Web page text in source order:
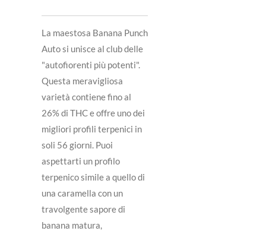
La maestosa Banana Punch
Auto si unisce al club delle
"autofiorenti più potenti".
Questa meravigliosa
varietà contiene fino al
26% di THC e offre uno dei
migliori profili terpenici in
soli 56 giorni. Puoi
aspettarti un profilo
terpenico simile a quello di
una caramella con un
travolgente sapore di
banana matura,